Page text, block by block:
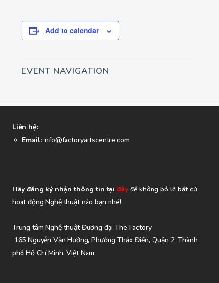
Add to calendar
EVENT NAVIGATION
Liên hệ:
Email: info@factoryartscentre.com
Hãy đăng ký nhận thông tin tại đây để không bỏ lỡ bất cứ
hoạt động Nghệ thuật nào bạn nhé!
Trung tâm Nghệ thuật Đương đại The Factory
165 Nguyễn Văn Hưởng, Phường Thảo Điền, Quận 2, Thành
phố Hồ Chí Minh, Việt Nam